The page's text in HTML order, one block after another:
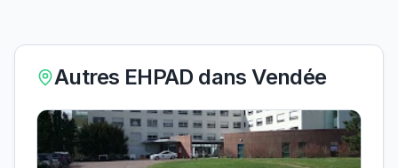
Autres EHPAD dansVendée